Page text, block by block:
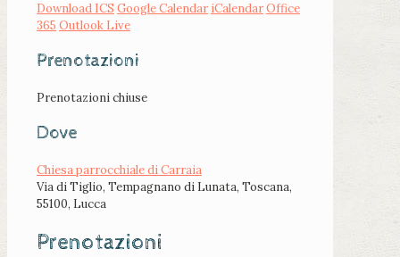
Download ICS Google Calendar iCalendarOffice
365 Outlook Live
Prenotazioni
Prenotazioni chiuse
Dove
Chiesa parrocchiale di Carraia
Via di Tiglio, Tempagnano di Lunata, Toscana,
55100, Lucca
Prenotazioni